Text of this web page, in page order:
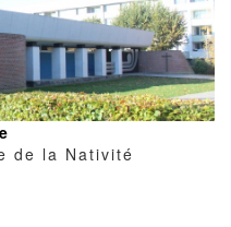
de la Nativité